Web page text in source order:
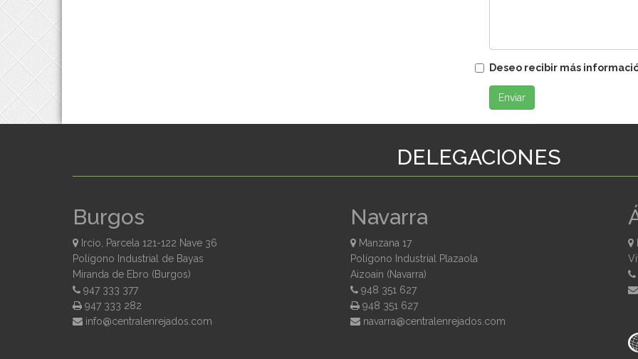
Deseo recibir más
Enviar
DELEGACIONES
Burgos
Ircio, Parcela 121-122 Nave 36
Polígono Industrial de Bayas
Miranda de Ebro (Burgos)
947 333 377
947 333 282
moc.sodajernelartnec@ofni
Navarra
Manzana 17
Polígono Industrial Plazaola
Aizoain (Navarra)
948 351 627
948 351 627
moc.sodajernelartnec@arravan